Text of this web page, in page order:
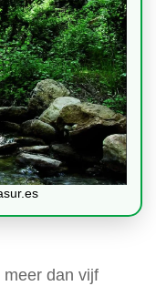
dan vijf